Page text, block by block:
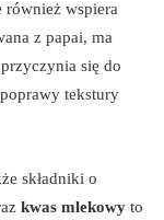
również wspiera
z papai, ma
się do
tekstury
składniki o
kwas mlekowy to